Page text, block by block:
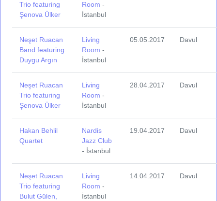
Trio featuring
Şenova Ülker
Room -
İstanbul
Neşet Ruacan
Band featuring
Duygu Argın
Living
Room -
İstanbul
05.05.2017 Davul
Neşet Ruacan
Trio featuring
Şenova Ülker
Living
Room -
İstanbul
28.04.2017 Davul
Hakan Behlil
Quartet
Nardis
Jazz Club
- İstanbul
19.04.2017 Davul
Neşet Ruacan
Trio featuring
Bulut Gülen,
Living
Room -
İstanbul
14.04.2017 Davul